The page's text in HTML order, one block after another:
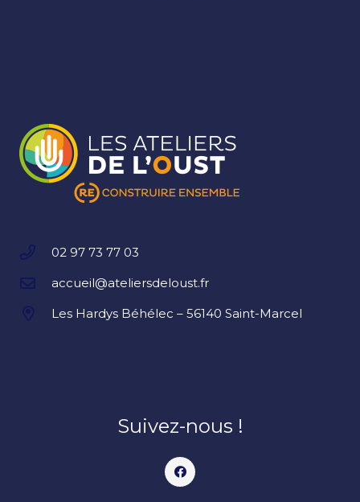
02 97 73 77 03
accueil@ateliersdeloust.fr
Les Hardys Béhélec – 56140 Saint-Marcel
Suivez-nous !